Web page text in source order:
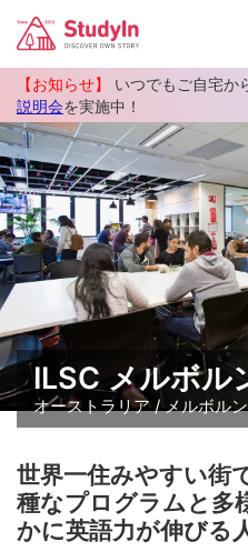
【お知らせ】 いつでもご自宅か
説明会を実施中！
ILSC メルボル
オーストラリア / メルボルン
世界一住みやすい街
種なプログラムと多
かに英語力が伸びる